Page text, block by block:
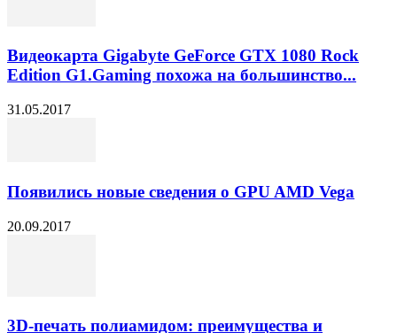
Видеокарта Gigabyte GeForce GTX 1080 Rock
Edition G1.Gaming похожа на большинство...
31.05.2017
Появились новые сведения о GPU AMD Vega
20.09.2017
3D-печать полиамидом: преимущества и